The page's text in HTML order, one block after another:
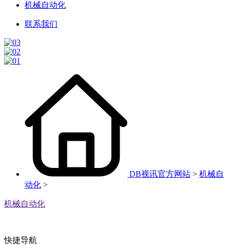
机械自动化
联系我们
DB视讯官方网站 > 机械自
动化 >
机械自动化
快捷导航